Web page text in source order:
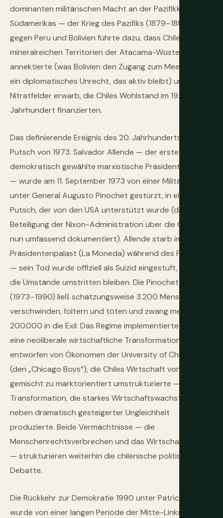
dominanten militärischen Macht an der Pazifikküste
Südamerikas — der Krieg des Pazifiks (1879–1884)
gegen Peru und Bolivien führte dazu, dass Chile die
mineralreichen Territorien der Atacama-Wüste
annektierte (was Bolivien den Zugang zum Meer nahm,
ein diplomatisches Unrecht, das aktiv bleibt) und die
Nitratfelder erwarb, die Chiles Wohlstand im 19.
Jahrhundert finanzierten.
Das definierende Ereignis des 20. Jahrhunderts ist der
Putsch von 1973. Salvador Allende — der erste
demokratisch gewählte marxistische Präsident der Welt
— wurde am 11. September 1973 von einer Militärjunta
unter General Augusto Pinochet gestürzt, in einem
Putsch, der von den USA unterstützt wurde (die
Beteiligung der Nixon-Administration über die CIA ist
nun umfassend dokumentiert). Allende starb im
Präsidentenpalast (La Moneda) während des Putschs
— sein Tod wurde offiziell als Suizid eingestuft, obwohl
die Umstände umstritten bleiben. Die Pinochet-Diktatur
(1973–1990) ließ schätzungsweise 3.200 Menschen
verschwinden, foltern und töten und zwang mehr als
200.000 in die Exil. Das Regime implementierte auch
eine neoliberale wirtschaftliche Transformation,
entworfen von Ökonomen der University of Chicago
(den „Chicago Boys“), die Chiles Wirtschaft von
gemischt zu marktorientiert umstrukturierte — eine
Transformation, die starkes Wirtschaftswachstum
neben dramatisch gesteigerter Ungleichheit
produzierte. Beide Vermächtnisse — die
Menschenrechtsverbrechen und das Wirtschaftsmodell
— strukturieren weiterhin die chilenische politische
Debatte.
Die Rückkehr zur Demokratie 1990 unter Patricio Aylwin
wurde von einer langen Periode der Mitte-Links-